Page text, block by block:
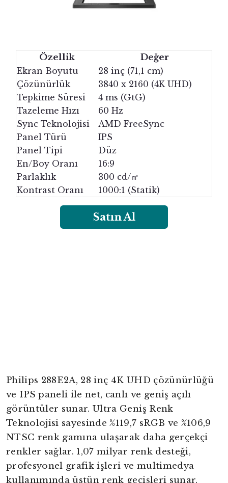
Özellik Değer
Ekran Boyutu
28 inç (71,1 cm)
Çözünürlük
3840 x 2160 (4K UHD)
Tepkime Süresi
4 ms (GtG)
Tazeleme Hızı
60 Hz
Sync Teknolojisi
AMD FreeSync
Panel Türü
IPS
Panel Tipi
Düz
En/Boy Oranı
16:9
Parlaklık
300 cd/㎡
Kontrast Oranı
1000:1 (Statik)
Satın Al
Philips 288E2A, 28 inç 4K UHD çözünürlüğü
ve IPS paneli ile net, canlı ve geniş açılı
görüntüler sunar. Ultra Geniş Renk
Teknolojisi sayesinde %119,7 sRGB ve %106,9
NTSC renk gamına ulaşarak daha gerçekçi
renkler sağlar. 1,07 milyar renk desteği,
profesyonel grafik işleri ve multimedya
kullanımında üstün renk geçişleri sunar.